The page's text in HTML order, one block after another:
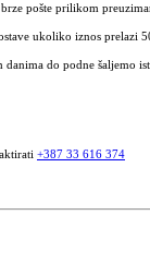
pošte prilikom
ukoliko iznos prelazi
do podne šaljemo
+387 33 616 374